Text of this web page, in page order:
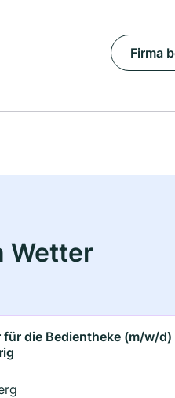
Firma
Wetter
die Bedientheke (m/w/d)